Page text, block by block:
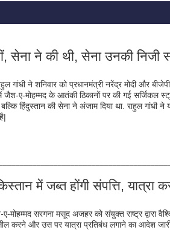
सेना ने की थी, सेना उनकी निजी
गांधी ने शनिवार को प्रधानमंत्री नरेंद्र मोदी और
ए-मोहम्‍मद के आतंकी ठिकानों पर की गई सर्जिकल
बल्कि हिंदुस्‍तान की सेना ने अंजाम दिया था. राहुल गांधी ने
में जब्‍त होंगी संपत्ति, यात्रा
मोहम्मद सरगना मसूद अजहर को संयुक्त राष्ट्र द्वारा
करने और उस पर यात्रा प्रतिबंध लगाने का आदेश